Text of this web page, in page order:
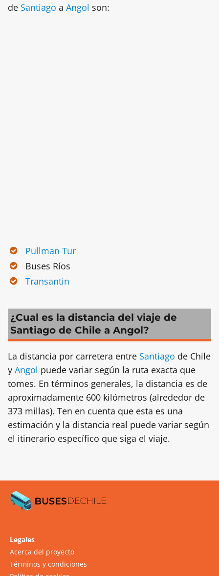
de Santiago a Angol son:
Pullman Tur
Buses Ríos
Transantin
¿Cual es la distancia del viaje de
Santiago de Chile a Angol?
La distancia por carretera entre Santiago de Chile
y Angol puede variar según la ruta exacta que
tomes. En términos generales, la distancia es de
aproximadamente 600 kilómetros (alrededor de
373 millas). Ten en cuenta que esta es una
estimación y la distancia real puede variar según
el itinerario específico que siga el viaje.
Legales
Acerca del proyecto
Términos y condiciones